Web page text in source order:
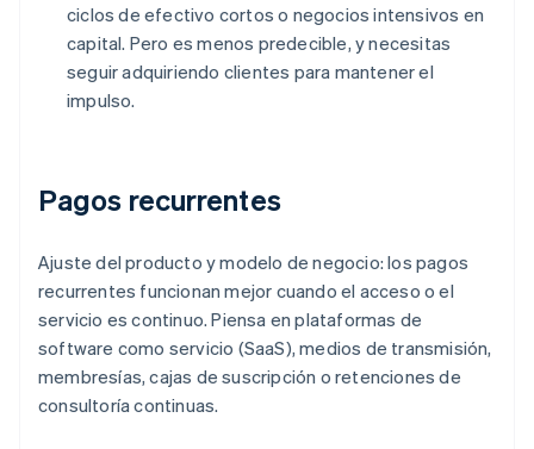
ciclos de efectivo cortos o negocios intensivos en
capital. Pero es menos predecible, y necesitas
seguir adquiriendo clientes para mantener el
impulso.
Pagos recurrentes
Ajuste del producto y modelo de negocio: los pagos
recurrentes funcionan mejor cuando el acceso o el
servicio es continuo. Piensa en plataformas de
software como servicio (SaaS), medios de transmisión,
membresías, cajas de suscripción o retenciones de
consultoría continuas.